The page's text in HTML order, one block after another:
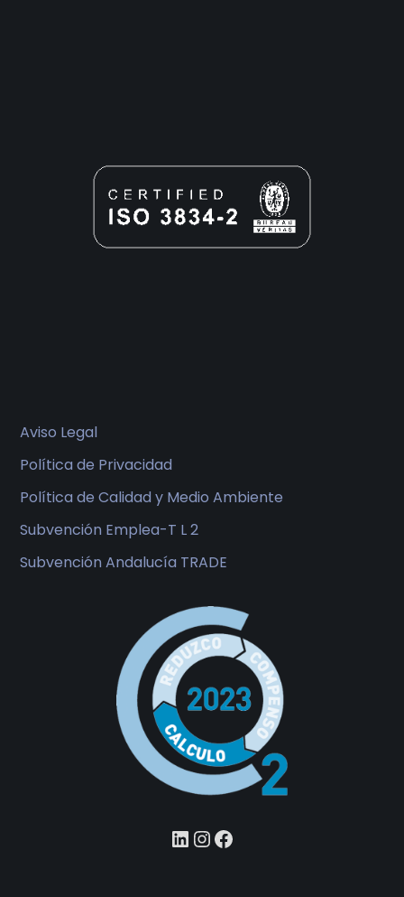
Aviso Legal
Política de Privacidad
Política de Calidad y Medio Ambiente
Subvención Emplea-T L 2
Subvención Andalucía TRADE
LinkedIn
Instagram
Facebook